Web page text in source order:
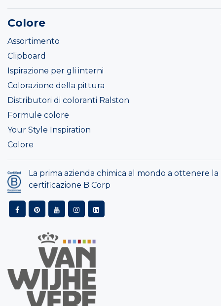
Colore
Assortimento
Clipboard
Ispirazione per gli interni
Colorazione della pittura
Distributori di coloranti Ralston
Formule colore
Your Style Inspiration
Colore
La prima azienda chimica al mondo a ottenere la
certificazione B Corp